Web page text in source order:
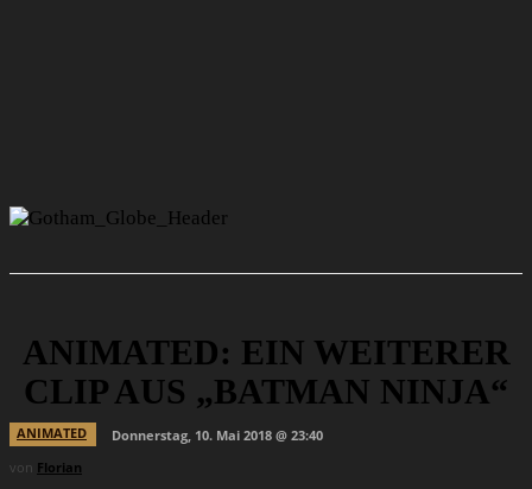
ANIMATED: EIN WEITERER
CLIP AUS „BATMAN NINJA“
ANIMATED
Donnerstag, 10. Mai 2018 @ 23:40
von Florian